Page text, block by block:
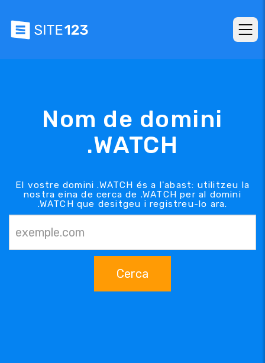
Nom de domini
.WATCH
El vostre domini .WATCH és a l'abast: utilitzeu la
nostra eina de cerca de .WATCH per al domini
.WATCH que desitgeu i registreu-lo ara.
Cerca